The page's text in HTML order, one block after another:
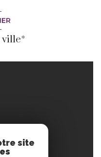
ville*
site